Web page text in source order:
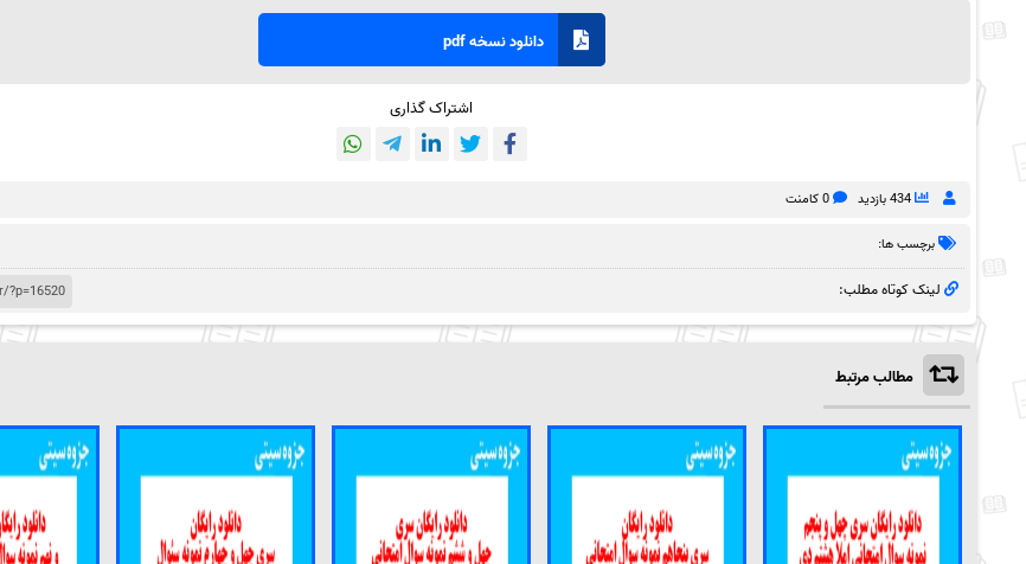
دانلود نسخه pdf
اشتراک گذاری
434 بازدید 0 کامنت
برچسب ها:
لینک کوتاه مطلب:
مطالب مرتبط